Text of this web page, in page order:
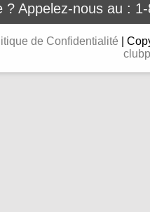
? Appelez-nous au :
de Confidentialité |